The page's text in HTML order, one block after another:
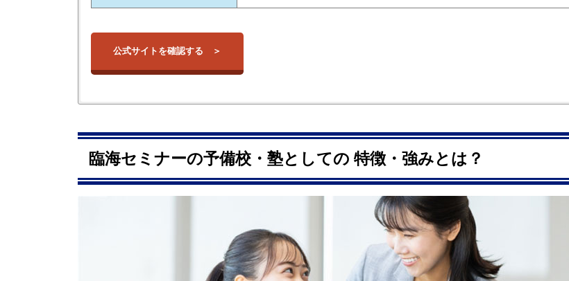
公式サイトを確認する
青葉台校
問合せ
横浜市/青葉区
横浜市/青葉区
問合せ
横浜市/青葉区
臨海セミナーの予備校・塾としての 特徴・強みとは？